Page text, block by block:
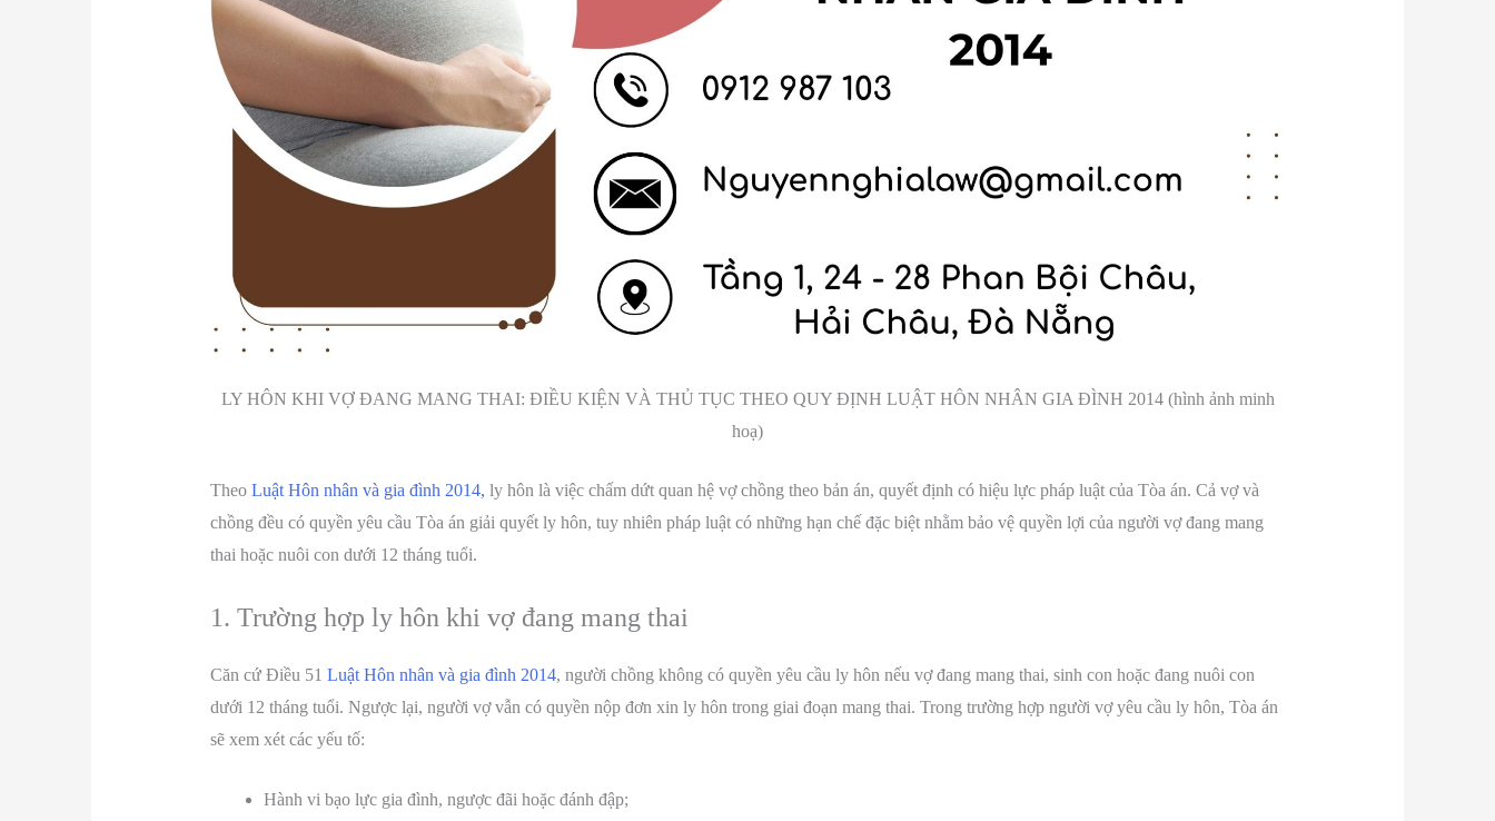
LY HÔN KHI VỢ ĐANG MANG THAI: ĐIỀU KIỆN VÀ THỦ TỤC THEO QUY ĐỊNH LUẬT HÔN NHÂN GIA ĐÌNH 2014 (hình ảnh minh
hoạ)
Theo Luật Hôn nhân và gia đình 2014, ly hôn là việc chấm dứt quan hệ vợ chồng theo bản án, quyết định có hiệu lực pháp luật của Tòa án. Cả vợ và
chồng đều có quyền yêu cầu Tòa án giải quyết ly hôn, tuy nhiên pháp luật có những hạn chế đặc biệt nhằm bảo vệ quyền lợi của người vợ đang mang
thai hoặc nuôi con dưới 12 tháng tuổi.
1. Trường hợp ly hôn khi vợ đang mang thai
Căn cứ Điều 51 Luật Hôn nhân và gia đình 2014, người chồng không có quyền yêu cầu ly hôn nếu vợ đang mang thai, sinh con hoặc đang nuôi con
dưới 12 tháng tuổi. Ngược lại, người vợ vẫn có quyền nộp đơn xin ly hôn trong giai đoạn mang thai. Trong trường hợp người vợ yêu cầu ly hôn, Tòa án
sẽ xem xét các yếu tố:
Hành vi bạo lực gia đình, ngược đãi hoặc đánh đập;